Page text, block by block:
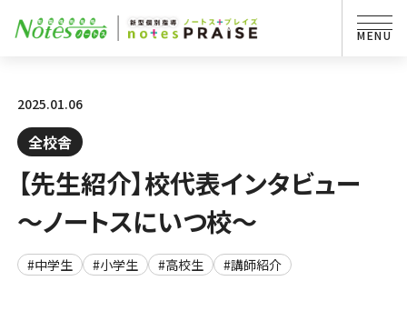
2025.01.06
全校舎
【先生紹介】校代表インタビュー
～ノートスにいつ校～
#中学生 #小学生 #高校生 #講師紹介